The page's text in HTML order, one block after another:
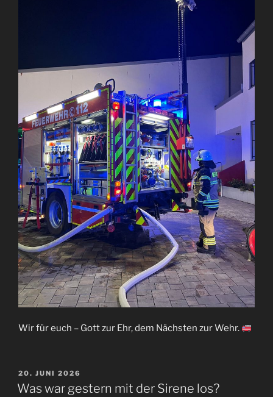
Wir für euch – Gott zur Ehr, dem Nächsten zur Wehr.
VERÖFFENTLICHT
AM
20. JUNI 2026
Was war gestern mit der Sirene los?